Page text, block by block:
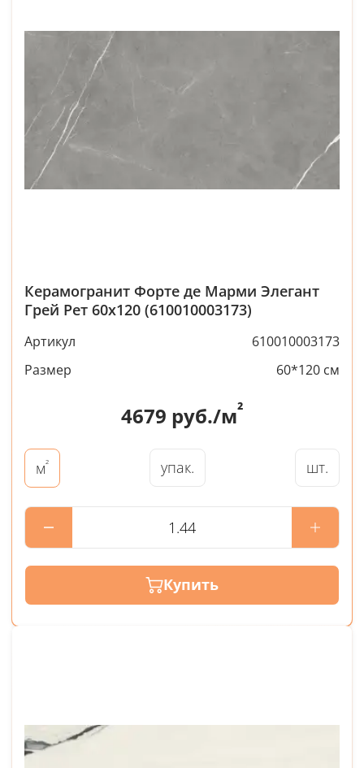
Керамогранит Форте де Марми Элегант
Грей Рет 60x120 (610010003173)
Артикул
610010003173
Размер
60*120 см
4679 руб./м²
м² упак. шт.
Купить